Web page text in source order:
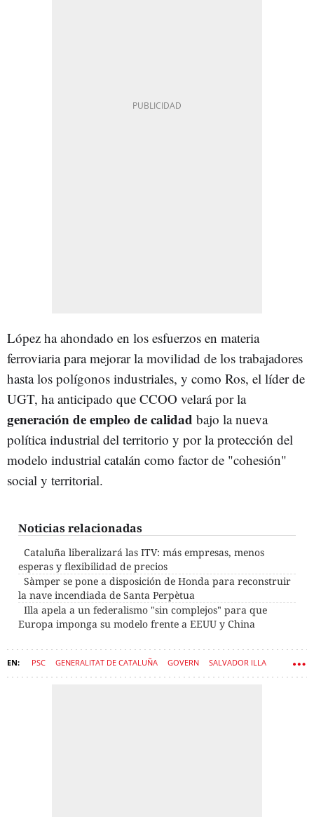
López ha ahondado en los esfuerzos en materia
ferroviaria para mejorar la movilidad de los trabajadores
hasta los polígonos industriales, y como Ros, el líder de
UGT, ha anticipado que CCOO velará por la
generación de empleo de calidad bajo la nueva
política industrial del territorio y por la protección del
modelo industrial catalán como factor de "cohesión"
social y territorial.
Noticias relacionadas
Cataluña liberalizará las ITV: más empresas, menos
esperas y flexibilidad de precios
Sàmper se pone a disposición de Honda para reconstruir
la nave incendiada de Santa Perpètua
Illa apela a un federalismo "sin complejos" para que
Europa imponga su modelo frente a EEUU y China
PSC GENERALITAT DE CATALUÑA GOVERN SALVADOR ILLA